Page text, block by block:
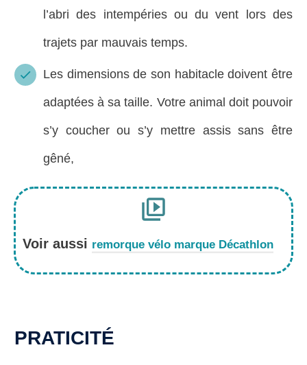
l’abri des intempéries ou du vent lors des
trajets par mauvais temps.
Les dimensions de son habitacle doivent être
adaptées à sa taille. Votre animal doit pouvoir
s’y coucher ou s’y mettre assis sans être
gêné,
Voir aussi remorque vélo marque Décathlon
PRATICITÉ